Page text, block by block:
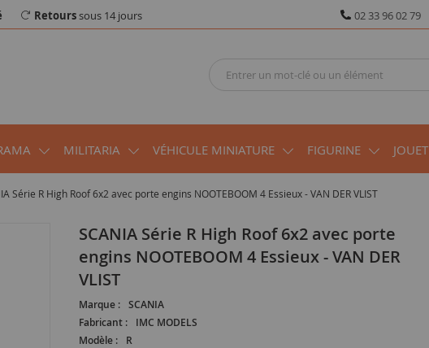
Retourssous 14 jours 02 33 96 02 79
MILITARIA VÉHICULE MINIATURE FIGURINE JOUET
Série R High Roof 6x2 avec porte engins NOOTEBOOM 4 Essieux - VAN DER VLIST
SCANIA Série R High Roof 6x2 avec porte
engins NOOTEBOOM 4 Essieux - VAN DER
VLIST
Marque :
SCANIA
Fabricant :
IMC MODELS
Modèle :
R